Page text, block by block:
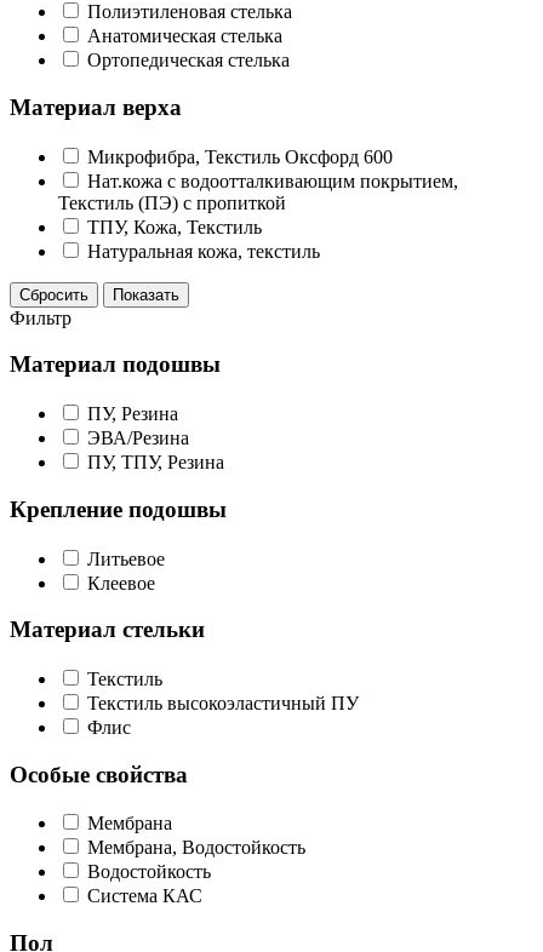
Полиэтиленовая стелька
Анатомическая стелька
Ортопедическая стелька
Материал верха
Микрофибра, Текстиль Оксфорд 600
Нат.кожа с водоотталкивающим покрытием,
Текстиль (ПЭ) с пропиткой
ТПУ, Кожа, Текстиль
Натуральная кожа, текстиль
Сбросить Показать
Фильтр
Материал подошвы
ПУ, Резина
ЭВА/Резина
ПУ, ТПУ, Резина
Крепление подошвы
Литьевое
Клеевое
Материал стельки
Текстиль
Текстиль высокоэластичный ПУ
Флис
Особые свойства
Мембрана
Мембрана, Водостойкость
Водостойкость
Система КАС
Пол